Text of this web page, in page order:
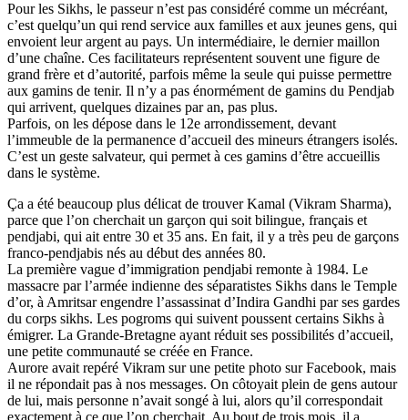
Pour les Sikhs, le passeur n’est pas considéré comme un mécréant,
c’est quelqu’un qui rend service aux familles et aux jeunes gens, qui
envoient leur argent au pays. Un intermédiaire, le dernier maillon
d’une chaîne. Ces facilitateurs représentent souvent une figure de
grand frère et d’autorité, parfois même la seule qui puisse permettre
aux gamins de tenir. Il n’y a pas énormément de gamins du Pendjab
qui arrivent, quelques dizaines par an, pas plus.
Parfois, on les dépose dans le 12e arrondissement, devant
l’immeuble de la permanence d’accueil des mineurs étrangers isolés.
C’est un geste salvateur, qui permet à ces gamins d’être accueillis
dans le système.
Ça a été beaucoup plus délicat de trouver Kamal (Vikram Sharma),
parce que l’on cherchait un garçon qui soit bilingue, français et
pendjabi, qui ait entre 30 et 35 ans. En fait, il y a très peu de garçons
franco-pendjabis nés au début des années 80.
La première vague d’immigration pendjabi remonte à 1984. Le
massacre par l’armée indienne des séparatistes Sikhs dans le Temple
d’or, à Amritsar engendre l’assassinat d’Indira Gandhi par ses gardes
du corps sikhs. Les pogroms qui suivent poussent certains Sikhs à
émigrer. La Grande-Bretagne ayant réduit ses possibilités d’accueil,
une petite communauté se créée en France.
Aurore avait repéré Vikram sur une petite photo sur Facebook, mais
il ne répondait pas à nos messages. On côtoyait plein de gens autour
de lui, mais personne n’avait songé à lui, alors qu’il correspondait
exactement à ce que l’on cherchait. Au bout de trois mois, il a